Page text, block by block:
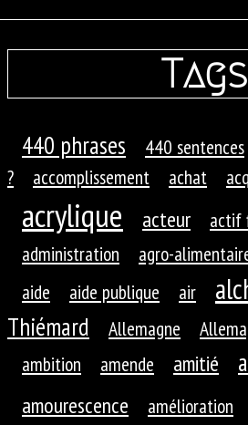
Tags
440 phrases 440 sentences
?
accomplissement achat
acrylique acteur actif
administration
agro-
aide
aide publique air
Thiémard
Allemagne
ambition
amende amitié
amourescence amélioration